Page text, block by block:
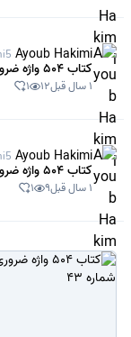
Ayoub Hakimi
کتاب 504 واژه ضروری - لغت شماره 45
1 سال قبل 12
1
Ayoub Hakimi
کتاب 504 واژه ضروری - لغت شماره 44
1 سال قبل 9
1